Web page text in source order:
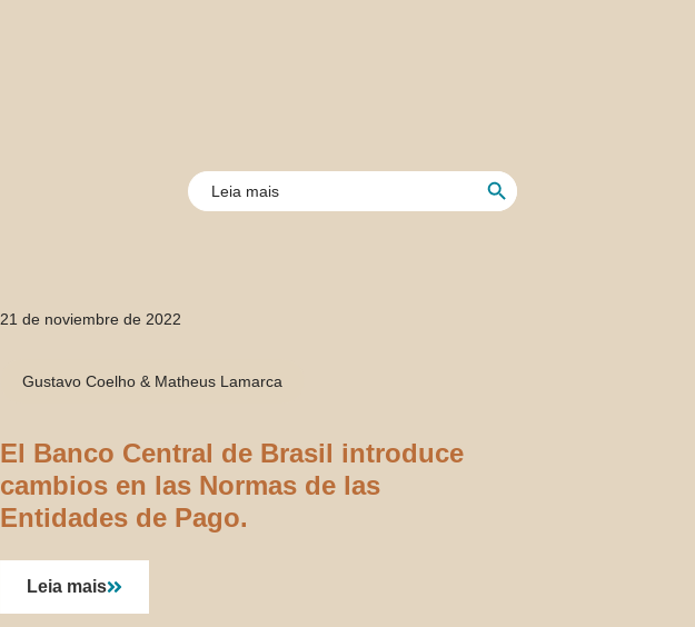
Buscar: Botón de búsqueda
21 de noviembre de 2022
Gustavo Coelho & Matheus Lamarca
El Banco Central de Brasil introduce
cambios en las Normas de las
Entidades de Pago.
Leia mais